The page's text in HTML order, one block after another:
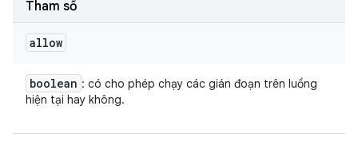
Tham số
allow
boolean : có cho phép chạy các gián đoạn trên luồng
hiện tại hay không.